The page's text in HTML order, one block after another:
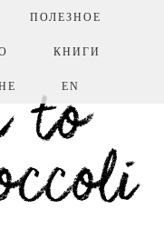
to
ПОЛЕЗНОЕ
КНИГИ
EN